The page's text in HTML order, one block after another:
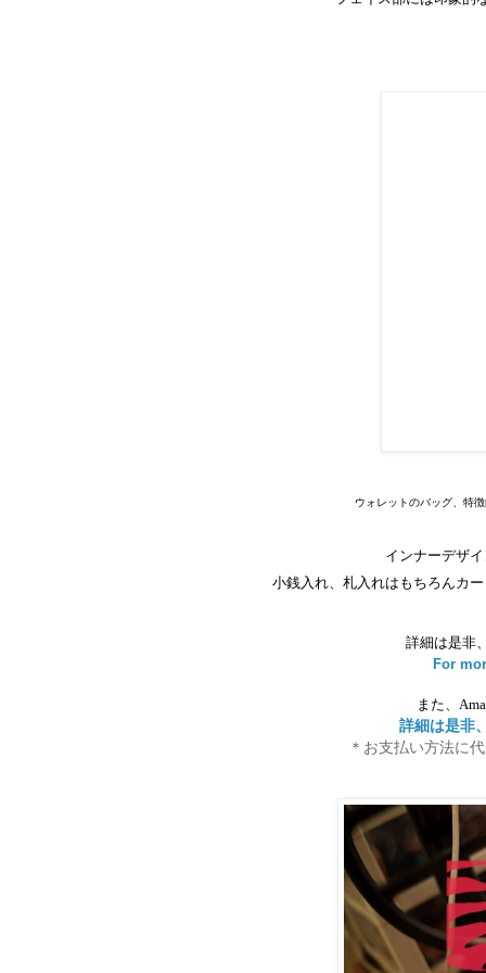
ウォレットのバッグ、 特
インナーデザ
小銭入れ、札入れはもちろんカ
詳細は是非
For
また、
詳細は是非
＊お支払い方法に